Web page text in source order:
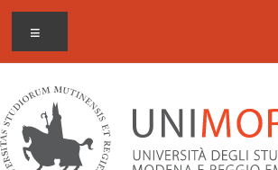
Salta
contenuto
Osservatorio
Modena